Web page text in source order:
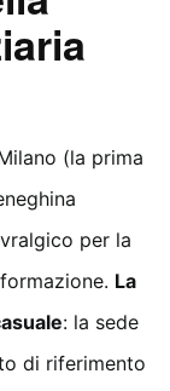
(la prima
per la
La
: la sede
di riferimento